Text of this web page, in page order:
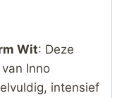
Wit: Deze
van Inno
intensief